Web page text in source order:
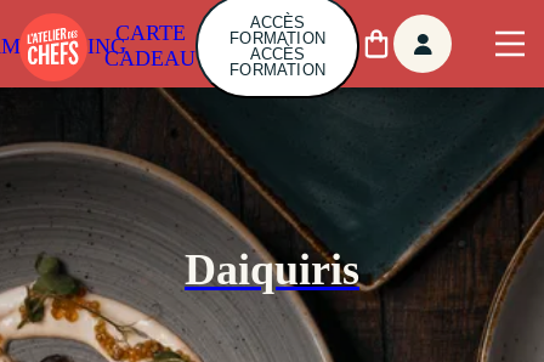
CARTE
CADEAU
ACCÈS
FORMATION
ACCÈS
FORMATION
Daiquiris